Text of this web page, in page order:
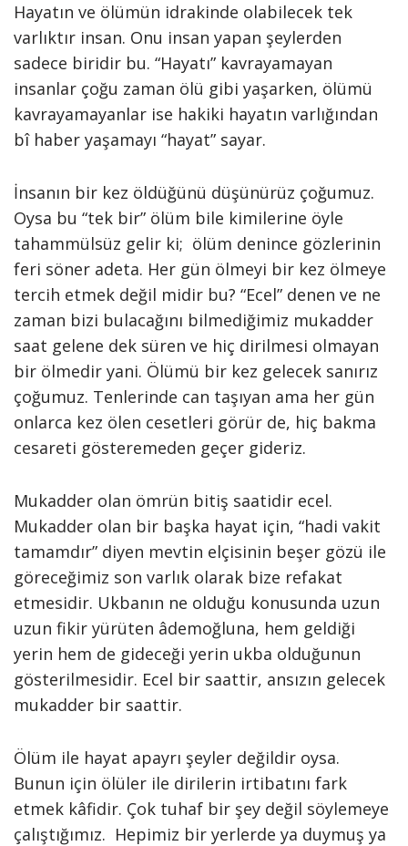
Hayatın ve ölümün idrakinde olabilecek tek
varlıktır insan. Onu insan yapan şeylerden
sadece biridir bu. “Hayatı” kavrayamayan
insanlar çoğu zaman ölü gibi yaşarken, ölümü
kavrayamayanlar ise hakiki hayatın varlığından
bî haber yaşamayı “hayat” sayar.
İnsanın bir kez öldüğünü düşünürüz çoğumuz.
Oysa bu “tek bir” ölüm bile kimilerine öyle
tahammülsüz gelir ki; ölüm denince gözlerinin
feri söner adeta. Her gün ölmeyi bir kez ölmeye
tercih etmek değil midir bu? “Ecel” denen ve ne
zaman bizi bulacağını bilmediğimiz mukadder
saat gelene dek süren ve hiç dirilmesi olmayan
bir ölmedir yani. Ölümü bir kez gelecek sanırız
çoğumuz. Tenlerinde can taşıyan ama her gün
onlarca kez ölen cesetleri görür de, hiç bakma
cesareti gösteremeden geçer gideriz.
Mukadder olan ömrün bitiş saatidir ecel.
Mukadder olan bir başka hayat için, “hadi vakit
tamamdır” diyen mevtin elçisinin beşer gözü ile
göreceğimiz son varlık olarak bize refakat
etmesidir. Ukbanın ne olduğu konusunda uzun
uzun fikir yürüten âdemoğluna, hem geldiği
yerin hem de gideceği yerin ukba olduğunun
gösterilmesidir. Ecel bir saattir, ansızın gelecek
mukadder bir saattir.
Ölüm ile hayat apayrı şeyler değildir oysa.
Bunun için ölüler ile dirilerin irtibatını fark
etmek kâfidir. Çok tuhaf bir şey değil söylemeye
çalıştığımız. Hepimiz bir yerlerde ya duymuş ya